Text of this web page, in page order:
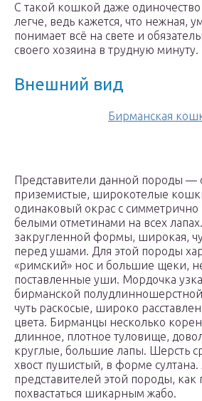
С такой кошкой даже одиночество
легче, ведь кажется, что нежная,
понимает всё на свете и
своего хозяина в трудную минуту.
Внешний вид
Бирманская
Представители данной породы —
приземистые, широкотелые
одинаковый окрас с
белыми отметинами на всех
закругленной формы, широкая,
перед ушами. Для этой породы
«римский» нос и большие щеки,
поставленные уши. Мордочка
бирманской
чуть раскосые, широко
цвета. Бирманцы несколько
длинное, плотное туловище,
круглые, большие лапы. Шерсть
хвост пушистый, в форме
представителей этой породы,
похвастаться шикарным жабо.